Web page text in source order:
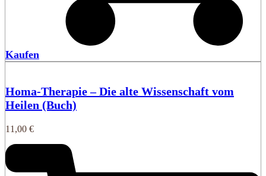
Kaufen
Homa-Therapie – Die alte Wissenschaft vom
Heilen (Buch)
11,00 €